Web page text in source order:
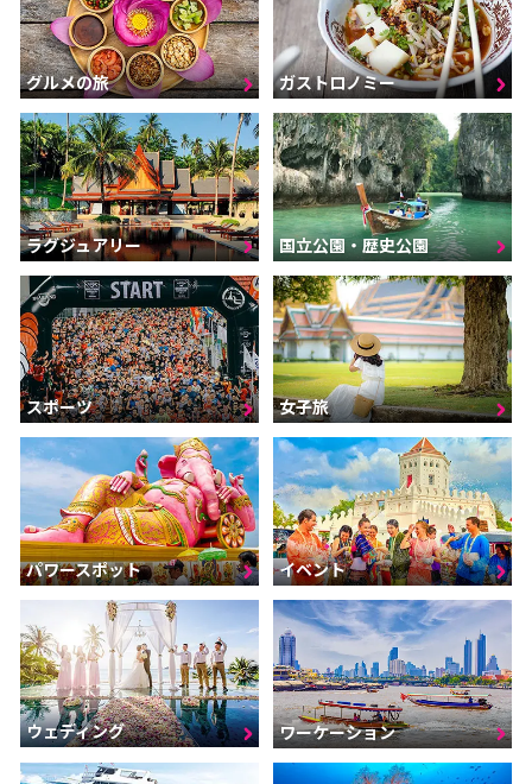
グルメの旅 ガストロノミー
ラグジュアリー 国立公園・歴史公園
スポーツ 女子旅
パワースポット イベント
ウェディング ワーケーション